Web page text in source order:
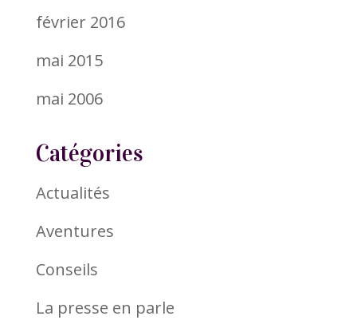
février 2016
mai 2015
mai 2006
Catégories
Actualités
Aventures
Conseils
La presse en parle